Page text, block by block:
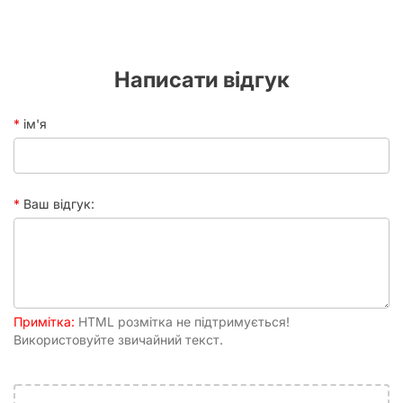
Вибір правильних протекторів — це інвестиція у
Games7Days пропонує низку суттєвих переваг, які роблять
Підвищена щільність.Товщина цих протекторів
гарантує відмінний захист від механічних
пошкоджень, зламів та подряпин. Карти стають
Абсолютна прозорість.Матеріал не має жовтуватого
чи мутного відтінку, тому насиченість кольорів та
Написати відгук
ім'я
Ваш відгук:
Примітка: HTML розмітка не підтримується!
Використовуйте звичайний текст.